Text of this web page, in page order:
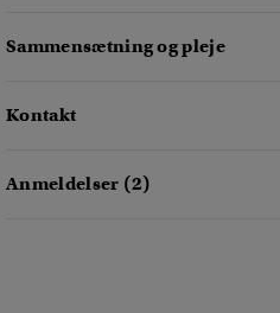
Sammensætning og pleje
Kontakt
Anmeldelser (2)